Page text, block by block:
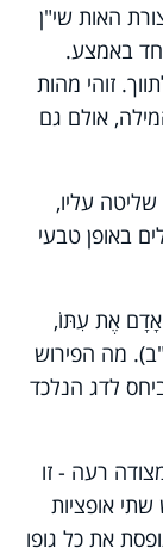
האות שי"ן
באמצע.
זוהי מהות
אולם גם
עליו,
באופן טבעי
אֶת עִתּוֹ,
מה הפירוש
לדג הנלכד
רעה - זו
אופציות
את כל גופו